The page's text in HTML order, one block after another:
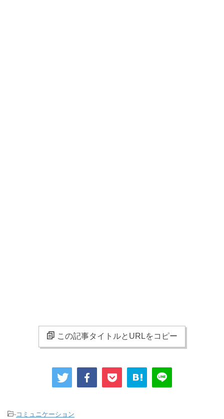
この記事タイトルとURLをコピー
-コミュニケーション